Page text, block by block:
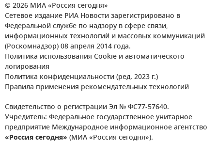
© 2026 МИА «Россия сегодня»
Сетевое издание РИА Новости зарегистрировано в
Федеральной службе по надзору в сфере связи,
информационных технологий и массовых коммуникаций
(Роскомнадзор) 08 апреля 2014 года.
Политика использования Cookie и автоматического
логирования
Политика конфиденциальности (ред. 2023 г.)
Правила применения рекомендательных технологий
Свидетельство о регистрации Эл № ФС77-57640.
Учредитель: Федеральное государственное унитарное
предприятие Международное информационное агентство
«Россия сегодня» (МИА «Россия сегодня»).